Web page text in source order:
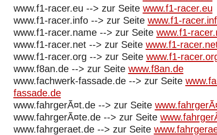
www.f1-racer.eu --> zur Seite www.f1-racer.eu
www.f1-racer.info --> zur Seite www.f1-
www.f1-racer.name --> zur Seite www.f1-
www.f1-racer.net --> zur Seite www.f1-
www.f1-racer.org --> zur Seite www.f1-
www.f8an.de --> zur Seite www.f8an.de
www.fachwerk-fassade.de --> zur Seite
fassade.de
www.fahrgerÃ¤t.de --> zur Seite
www.fahrgerÃ¤te.de --> zur Seite
www.fahrgeraet.de --> zur Seite